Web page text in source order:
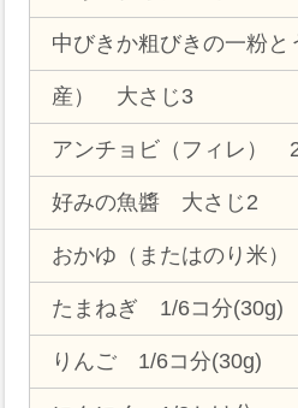
中びきか粗びきの一粉と
産） 大さじ3
アンチョビ（フィレ） 2
好みの魚醬 大さじ2
おかゆ（またはのり米
たまねぎ 1/6コ分(30g)
りんご 1/6コ分(30g)